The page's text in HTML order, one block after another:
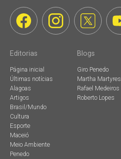
Editorias
Página inicial
Últimas notícias
Alagoas
Artigos
Brasil/Mundo
Cultura
Esporte
Maceió
Meio Ambiente
Penedo
Blogs
Giro Penedo
Martha Martyres
Rafael Medeiros
Roberto Lopes